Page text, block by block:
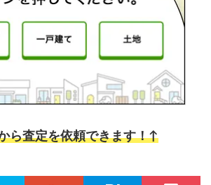
ら査定を依頼できます！↑